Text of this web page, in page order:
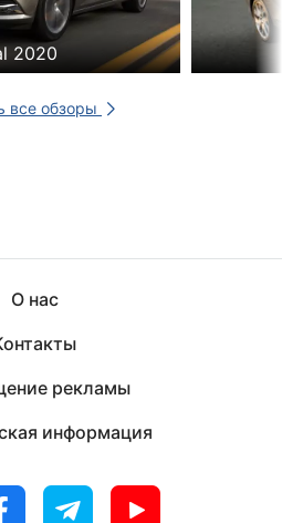
2020
все обзоры
О нас
рекламы
информация